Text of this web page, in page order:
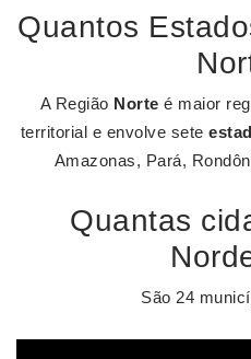
Quantos
A Região Norte é maior
territorial e envolve sete
Amazonas, Pará,
Quantas
São 24